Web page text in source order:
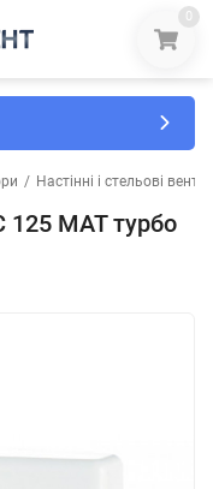
0
/ Настінні і стельові
125 МАТ турбо